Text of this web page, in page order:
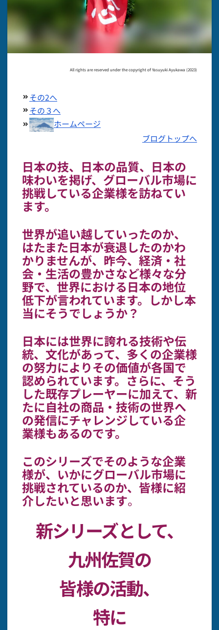
All rights are reserved under the copyright of Yasuyuki Ayukawa (2023)
その2へ
その３へ
ホームページ
ブログトップへ
日本の技、日本の品質、日本の
味わいを掲げ、グローバル市場に
挑戦している企業様を訪ねてい
ます。
世界が追い越していったのか、
はたまた日本が衰退したのかわ
かりませんが、昨今、経済・社
会・生活の豊かさなど様々な分
野で、世界における日本の地位
低下が言われています。しかし本
当にそうでしょうか？
日本には世界に誇れる技術や伝
統、文化があって、多くの企業様
の努力によりその価値が各国で
認められています。さらに、そう
した既存プレーヤーに加えて、新
たに自社の商品・技術の世界へ
の発信にチャレンジしている企
業様もあるのです。
このシリーズでそのような企業
様が、いかにグローバル市場に
挑戦されているのか、皆様に紹
介したいと思います。
新シリーズとして、
九州佐賀の
皆様の活動、
特に